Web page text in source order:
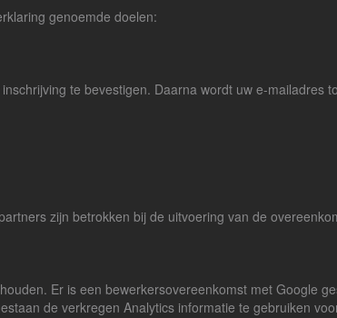
genoemde doelen:
te bevestigen. Daarna wordt uw e-mailadres
zijn betrokken bij de uitvoering van de
Er is een bewerkersovereenkomst met Google
de verkregen Analytics informatie te gebruiken